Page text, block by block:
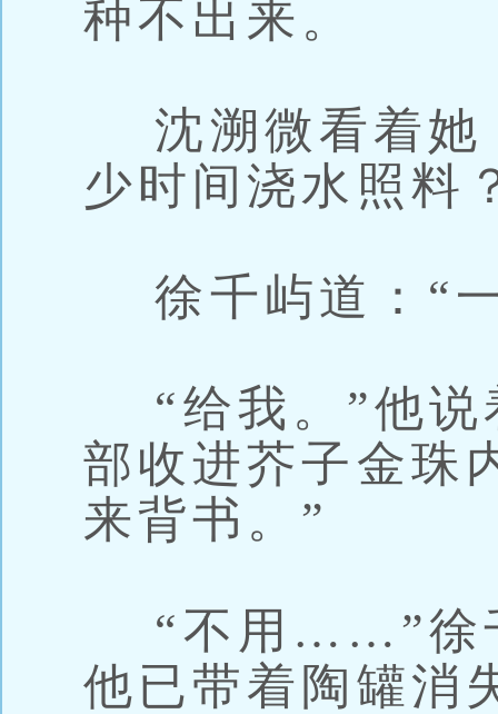
种不出来。
沈溯微看着她
少时间浇水照料
徐千屿道：“
“给我。”他说
部收进芥子金珠
来背书。”
“不用……”徐
他已带着陶罐消